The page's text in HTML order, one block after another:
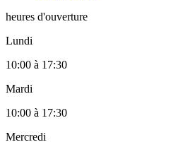
heures d'ouverture
Lundi
10:00 à 17:30
Mardi
10:00 à 17:30
Mercredi